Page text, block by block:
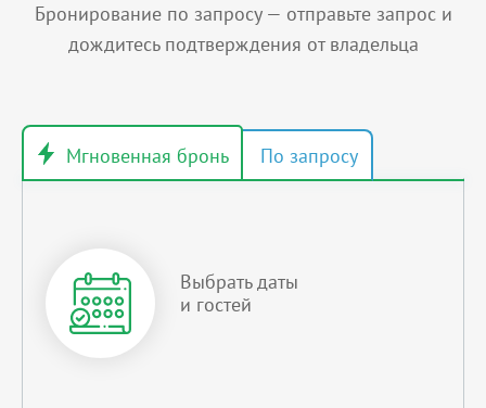
Бронирование по запросу — отправьте запрос и
дождитесь подтверждения от владельца
Выбрать даты
и гостей